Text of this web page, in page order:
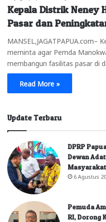
Kepala Distrik Neney
Pasar dan
MANSEL,JAGATPAPUA.com–
meminta agar Pemda
membangun fasilitas pasar di
Read More »
Update Terbaru
DPRP
Dewan
6 Agustus
Pemuda
RI, Dorong